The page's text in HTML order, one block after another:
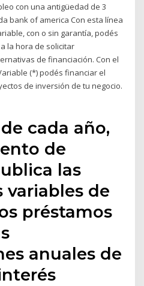
con una antigüedad de 3
bank of america Con esta línea
con o sin garantía, podés
la hora de solicitar
de financiación. Con el
(*) podés financiar el
de inversión de tu negocio.
cada año,
de
las
variables de
préstamos
anuales de